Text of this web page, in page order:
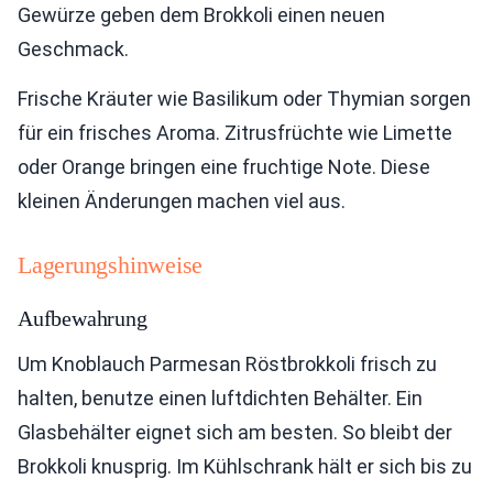
Gewürze geben dem Brokkoli einen neuen
Geschmack.
Frische Kräuter wie Basilikum oder Thymian sorgen
für ein frisches Aroma. Zitrusfrüchte wie Limette
oder Orange bringen eine fruchtige Note. Diese
kleinen Änderungen machen viel aus.
Lagerungshinweise
Aufbewahrung
Um Knoblauch Parmesan Röstbrokkoli frisch zu
halten, benutze einen luftdichten Behälter. Ein
Glasbehälter eignet sich am besten. So bleibt der
Brokkoli knusprig. Im Kühlschrank hält er sich bis zu